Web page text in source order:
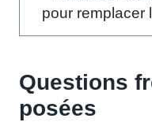
pour remplacer
Questions
posées